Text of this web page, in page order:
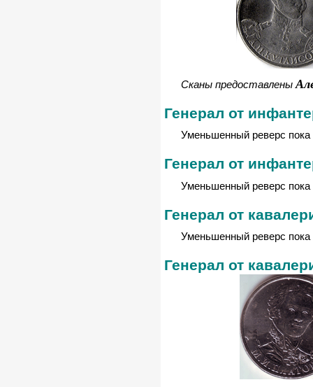
Сканы предоставлены
Генерал от
Уменьшенный реверс пока
Генерал от
Уменьшенный реверс пока
Генерал от
Уменьшенный реверс пока
Генерал от